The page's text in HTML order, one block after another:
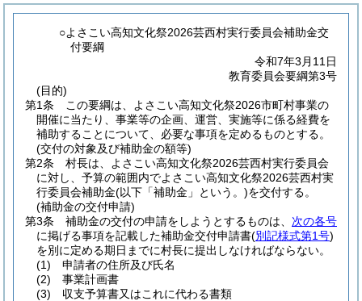
○よさこい高知文化祭2026芸西村実行委員会補助金交
付要綱
令和7年3月11日
教育委員会要綱第3号
(目的)
第1条
この要綱は、よさこい高知文化祭2026市町村事業の
開催に当たり、事業等の企画、運営、実施等に係る経費を
補助することについて、必要な事項を定めるものとする。
(交付の対象及び補助金の額等)
第2条
村長は、よさこい高知文化祭2026芸西村実行委員会
に対し、予算の範囲内でよさこい高知文化祭2026芸西村実
行委員会補助金(以下「補助金」という。)を交付する。
(補助金の交付申請)
第3条
補助金の交付の申請をしようとするものは、 次の各号
に掲げる事項を記載した補助金交付申請書(別記様式第1号)
を別に定める期日までに村長に提出しなければならない。
(1)
申請者の住所及び氏名
(2)
事業計画書
(3)
収支予算書又はこれに代わる書類